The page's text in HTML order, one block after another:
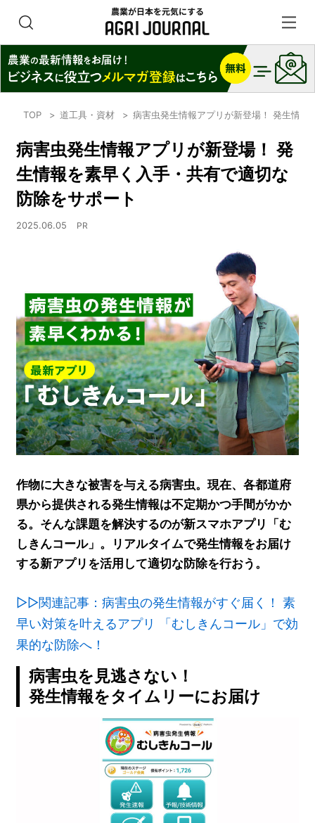
TOP 道工具・資材 病害虫発生情報アプリが新登場！ 発生情
病害虫発生情報アプリが新登場！ 発
生情報を素早く入手・共有で適切な
防除をサポート
2025.06.05 PR
作物に大きな被害を与える病害虫。現在、各都道府
県から提供される発生情報は不定期かつ手間がかか
る。そんな課題を解決するのが新スマホアプリ「む
しきんコール」。リアルタイムで発生情報をお届け
する新アプリを活用して適切な防除を行おう。
▷▷関連記事：病害虫の発生情報がすぐ届く！ 素
早い対策を叶えるアプリ 「むしきんコール」で効
果的な防除へ！
病害虫を見逃さない！
発生情報をタイムリーにお届け